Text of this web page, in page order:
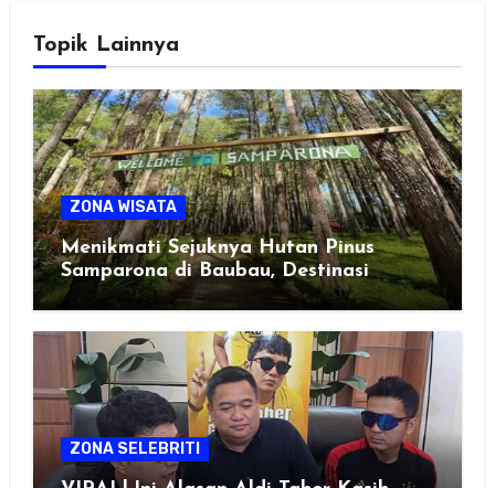
Topik Lainnya
ZONA WISATA
Menikmati Sejuknya Hutan Pinus
Samparona di Baubau, Destinasi
Healing Favorit!
ZONA SELEBRITI